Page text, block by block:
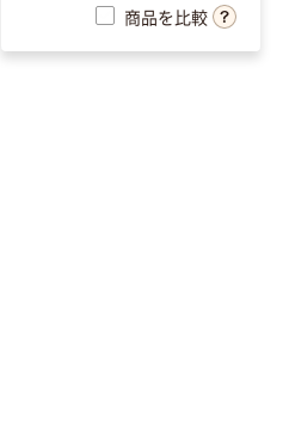
商品を比較